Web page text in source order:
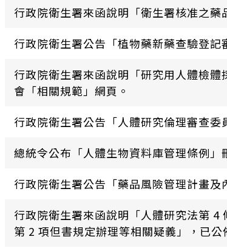
行政院衛生署來函說明「衛生署核准之
行政院衛生署公告「植物藥新藥查驗登
行政院衛生署來函說明「研究用人體檢
會「相關規範」網頁。
行政院衛生署公告「人體研究倫理審查
總統令公布「人體生物資料庫管理條例
行政院衛生署公告「藥品風險管理計畫
行政院衛生署來函說明「人體研究法第
第 2 項但書規定辦理等相關疑義」，已